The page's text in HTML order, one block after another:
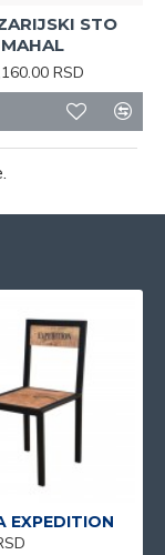
STO
MAHAL
RSD
EXPEDITION